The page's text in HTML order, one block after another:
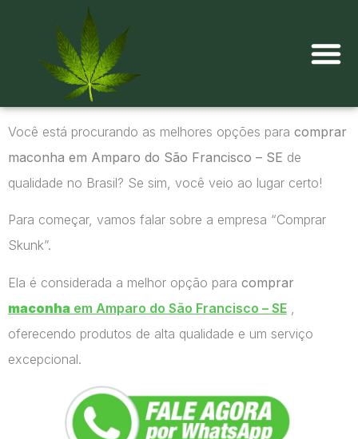
Você está procurando as melhores opções para comprar
maconha em Amparo do São Francisco – SE de
qualidade no Brasil? Se sim, você veio ao lugar certo!
Para começar, vamos falar sobre a empresa “Comprar
Skunk”.
Ela é considerada a melhor opção para comprar
maconha em Amparo do São Francisco – SE
oferecendo produtos de alta qualidade e um serviço
excepcional.